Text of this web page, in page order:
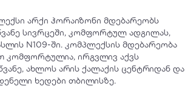
არქი ჰორაიზონი მდებარეობს
სივრცეში, კომფორტულ ადგილას,
N109-ში. კომპლექსის მდებარეობა
კომფორტულია, ირგვლივ აქვს
ახლოს არის ქალაქის ცენტრიდან და
ხედები თბილისზე.